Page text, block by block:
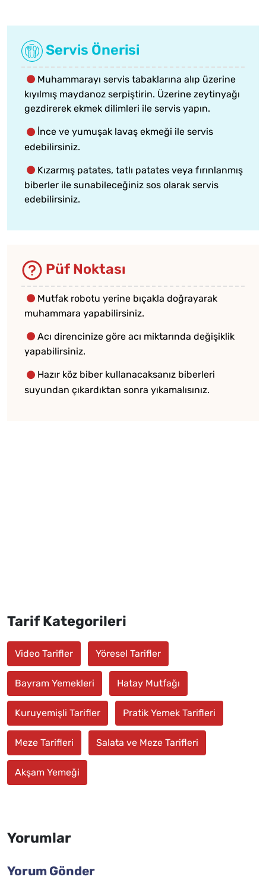
Servis Önerisi
Muhammarayı servis tabaklarına alıp üzerine
kıyılmış maydanoz serpiştirin. Üzerine zeytinyağı
gezdirerek ekmek dilimleri ile servis yapın.
İnce ve yumuşak lavaş ekmeği ile servis
edebilirsiniz.
Kızarmış patates, tatlı patates veya fırınlanmış
biberler ile sunabileceğiniz sos olarak servis
edebilirsiniz.
Püf Noktası
Mutfak robotu yerine bıçakla doğrayarak
muhammara yapabilirsiniz.
Acı direncinize göre acı miktarında değişiklik
yapabilirsiniz.
Hazır köz biber kullanacaksanız biberleri
suyundan çıkardıktan sonra yıkamalısınız.
Tarif Kategorileri
Video Tarifler Yöresel Tarifler
Bayram Yemekleri Hatay Mutfağı
Kuruyemişli Tarifler Pratik Yemek Tarifleri
Meze Tarifleri Salata ve Meze Tarifleri
Akşam Yemeği
Yorumlar
Yorum Gönder